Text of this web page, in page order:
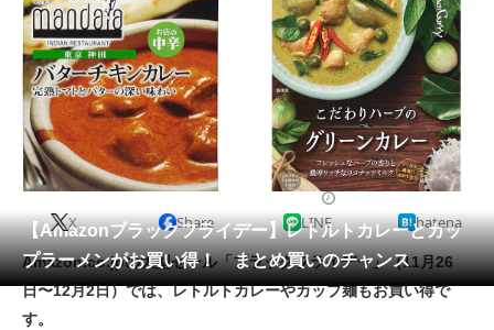
カメラ キッチン家電
キッチン用品 ゲーム
コンテンツ・サービス スイーツ・お菓子
スポーツ・レジャー スマホ・携帯電話
パソコン・タブレット ファッション
ペット 家電
工具・DIY 本・DVD・CD
生活家電
【Amazonブラックフライデー】レトルトカレーとカッ
プラーメンがお買い得！ まとめ買いのチャンス
X Share LINE hatena
Amazon.co.jpの大型セール「ブラックフライデー」（11月26
日〜12月2日）では、レトルトカレーやカップ麺もお買い得で
す。